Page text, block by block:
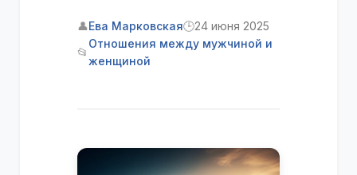
👤Ева Марковская🕒24 июня 2025
📂
Отношения между мужчиной и
женщиной